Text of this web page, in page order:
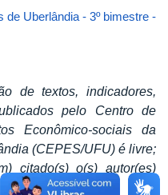
Uberlândia - 3º bimestre -
de textos, indicadores,
pelo Centro de
Econômico-sociais da
(CEPES/UFU) é livre;
citado(s) o(s) autor(es)